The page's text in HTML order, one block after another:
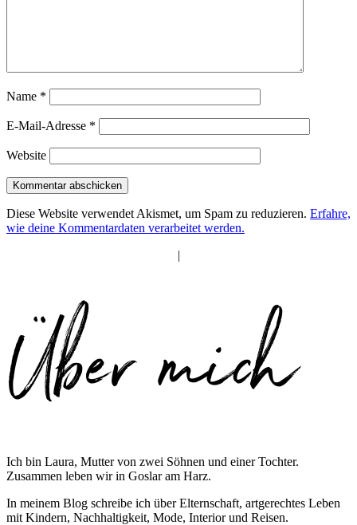
Name *
E-Mail-Adresse *
Website
Diese Website verwendet Akismet, um Spam zu reduzieren. Erfahre,
wie deine Kommentardaten verarbeitet werden.
|
Ich bin Laura, Mutter von zwei Söhnen und einer Tochter.
Zusammen leben wir in Goslar am Harz.
In meinem Blog schreibe ich über Elternschaft, artgerechtes Leben
mit Kindern, Nachhaltigkeit, Mode, Interior und Reisen.